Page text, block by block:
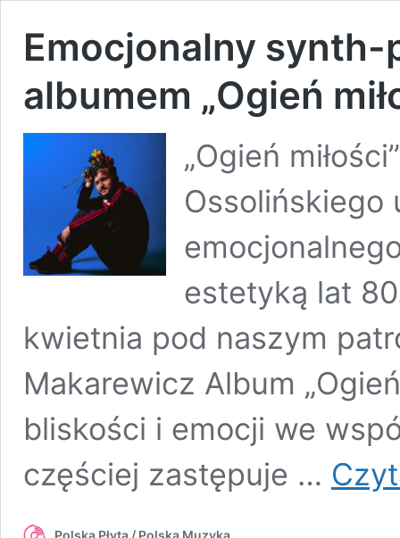
Emocjonalny synth-
albumem „Ogień
„Ogień
Ossolińskiego
estetyką lat
kwietnia pod naszym
Makarewicz Album
bliskości i emocji we
częściej zastępuje …
Polska Płyta / Polska Muzyka